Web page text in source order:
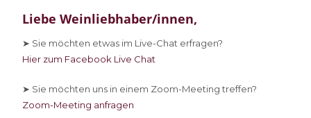
Liebe Weinliebhaber/innen,
➤ Sie möchten etwas im Live-Chat erfragen?
Hier zum Facebook Live Chat
➤ Sie möchten uns in einem Zoom-Meeting treffen?
Zoom-Meeting anfragen